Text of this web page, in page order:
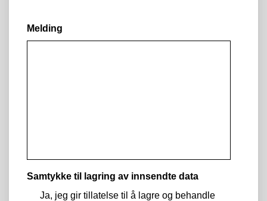
Melding
Samtykke til lagring av innsendte data
Ja, jeg gir tillatelse til å lagre og behandle